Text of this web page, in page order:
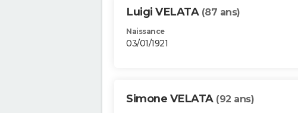
Luigi VELATA (87 ans)
Naissance
03/01/1921
Simone VELATA (92 ans)